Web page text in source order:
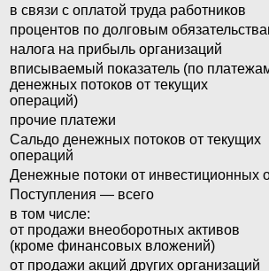
в связи с оплатой труда работников
процентов по долговым
налога на прибыль организаций
вписываемый показатель (по
денежных потоков от текущих
операций)
прочие платежи
Сальдо денежных потоков от текущих
операций
Денежные потоки от инвестиционных
Поступления — всего
в том числе:
от продажи внеоборотных активов
(кроме финансовых вложений)
от продажи акций других организаций